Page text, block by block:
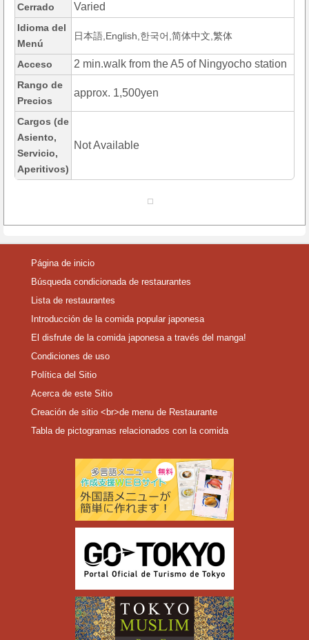
Cerrado Varied
Idioma del
Menú
日本語,English,한국어,简体中文,繁体
Acceso 2 min.walk from the A5 of Ningyocho station
Rango de
Precios
approx. 1,500yen
Cargos (de
Asiento,
Servicio,
Aperitivos)
Not Available
Página de inicio
Búsqueda condicionada de restaurantes
Lista de restaurantes
Introducción de la comida popular japonesa
El disfrute de la comida japonesa a través del manga!
Condiciones de uso
Política del Sitio
Acerca de este Sitio
Creación de sitio <br>de menu de Restaurante
Tabla de pictogramas relacionados con la comida